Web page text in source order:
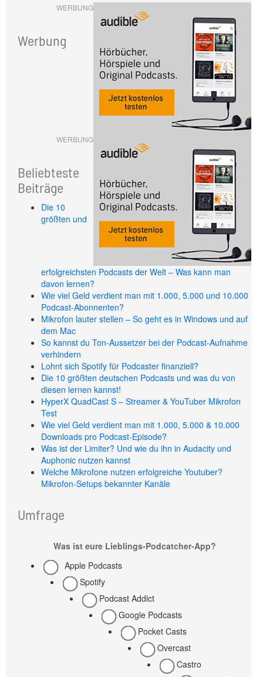
WERBUNG
Werbung
WERBUNG
Beliebteste
Beiträge
Die 10
größten und
erfolgreichsten Podcasts der Welt – Was kann man
davon lernen?
Wie viel Geld verdient man mit 1.000, 5.000 und 10.000
Podcast-Abonnenten?
Mikrofon lauter stellen – So geht es in Windows und auf
dem Mac
So kannst du Ton-Aussetzer bei der Podcast-Aufnahme
verhindern
Lohnt sich Spotify für Podcaster finanziell?
Die 10 größten deutschen Podcasts und was du von
diesen lernen kannst!
HyperX QuadCast S – Streamer & YouTuber Mikrofon
Test
Wie viel Geld verdient man mit 1.000, 5.000 & 10.000
Downloads pro Podcast-Episode?
Was ist der Limiter? Und wie du ihn in Audacity und
Auphonic nutzen kannst
Welche Mikrofone nutzen erfolgreiche Youtuber?
Mikrofon-Setups bekannter Kanäle
Umfrage
Was ist eure Lieblings-Podcatcher-App?
Apple Podcasts
Spotify
Podcast Addict
Google Podcasts
Pocket Casts
Overcast
Castro